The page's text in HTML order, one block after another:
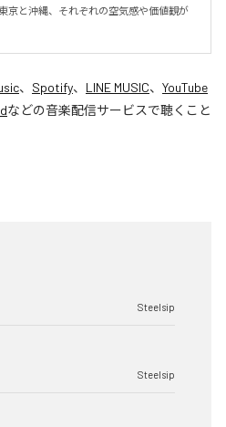
京と沖縄、それぞれの空気感や価値観が
、 Spotify、 LINE MUSIC、 YouTube
などの音楽配信サービスで聴くこと
Steelsip
Steelsip